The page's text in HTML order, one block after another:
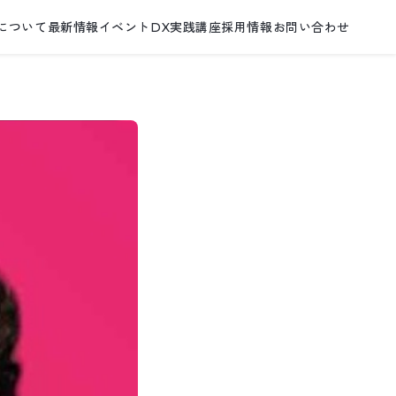
ついて 最新情報イベント DX実践講座採用情報 お問い合わせ